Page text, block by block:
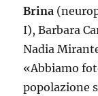
Brina
I), Barbara
Nadia
«Abbiamo
popolazione